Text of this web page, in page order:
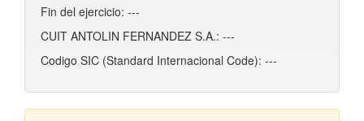
Fin del ejercicio: ---
CUIT ANTOLIN FERNANDEZ S.A.: ---
Codigo SIC (Standard Internacional Code): ---